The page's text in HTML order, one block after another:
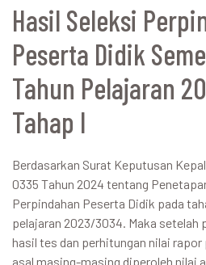
Hasil Seleksi
Peserta Didik
Tahun Pelajaran
Tahap I
Berdasarkan Surat Keputusan
0335 Tahun 2024 tentang
Perpindahan Peserta Didik pada
pelajaran 2023/3034. Maka setelah
hasil tes dan perhitungan nilai
asal masing-masing diperoleh nilai